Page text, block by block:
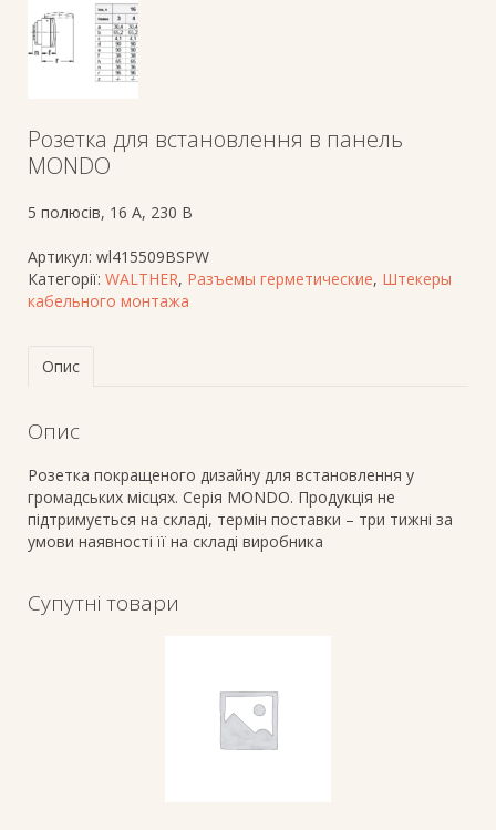
Розетка для встановлення в панель
MONDO
5 полюсів, 16 A, 230 В
Артикул: wl415509BSPW
Категорії: WALTHER, Разъемы герметические, Штекеры
кабельного монтажа
Опис
Опис
Розетка покращеного дизайну для встановлення у
громадських місцях. Серія MONDO. Продукція не
підтримується на складі, термін поставки – три тижні за
умови наявності її на складі виробника
Супутні товари